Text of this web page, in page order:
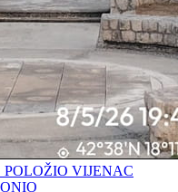
VIJENAC